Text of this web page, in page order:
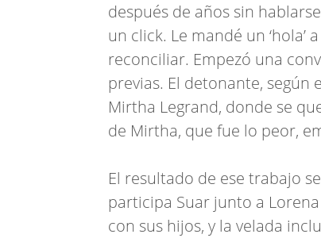
después de años sin
un click. Le mandé un
reconciliar. Empezó una
previas. El detonante, según
Mirtha Legrand, donde se
de Mirtha, que fue lo peor,
El resultado de ese trabajo
participa Suar junto a
con sus hijos, y la velada